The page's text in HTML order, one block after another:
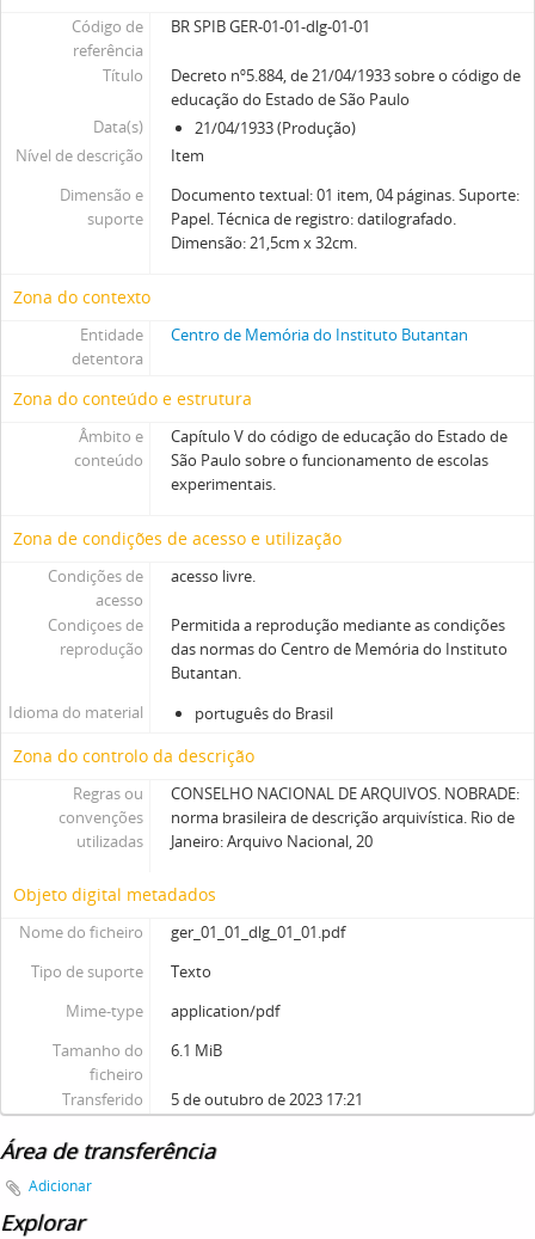
Código de
referência
BR SPIB GER-01-01-dlg-01-01
Título
Decreto nº5.884, de 21/04/1933 sobre o código de
educação do Estado de São Paulo
Data(s)
21/04/1933 (Produção)
Nível de descrição
Item
Dimensão e
suporte
Documento textual: 01 item, 04 páginas. Suporte:
Papel. Técnica de registro: datilografado.
Dimensão: 21,5cm x 32cm.
Zona do contexto
Entidade
detentora
Centro de Memória do Instituto Butantan
Zona do conteúdo e estrutura
Âmbito e
conteúdo
Capítulo V do código de educação do Estado de
São Paulo sobre o funcionamento de escolas
experimentais.
Zona de condições de acesso e utilização
Condições de
acesso
acesso livre.
Condiçoes de
reprodução
Permitida a reprodução mediante as condições
das normas do Centro de Memória do Instituto
Butantan.
Idioma do material
português do Brasil
Zona do controlo da descrição
Regras ou
convenções
utilizadas
CONSELHO NACIONAL DE ARQUIVOS. NOBRADE:
norma brasileira de descrição arquivística. Rio de
Janeiro: Arquivo Nacional, 20
Objeto digital metadados
Nome do ficheiro
ger_01_01_dlg_01_01.pdf
Tipo de suporte
Texto
Mime-type
application/pdf
Tamanho do
ficheiro
6.1 MiB
Transferido 5 de outubro de 2023 17:21
Área de transferência
Adicionar
Explorar